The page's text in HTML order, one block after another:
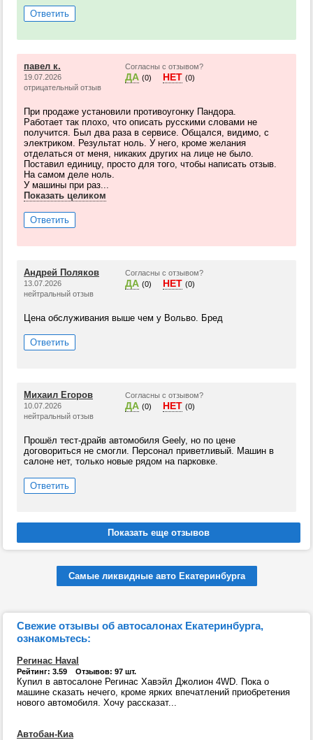
Ответить
павел к.
19.07.2026
отрицательный отзыв
Согласны с отзывом?
ДА (0) НЕТ (0)
При продаже установили противоугонку Пандора.
Работает так плохо, что описать русскими словами не
получится. Был два раза в сервисе. Общался, видимо, с
электриком. Результат ноль. У него, кроме желания
отделаться от меня, никаких других на лице не было.
Поставил единицу, просто для того, чтобы написать отзыв.
На самом деле ноль.
У машины при раз...
Показать целиком
Ответить
Андрей Поляков
13.07.2026
нейтральный отзыв
Согласны с отзывом?
ДА (0) НЕТ (0)
Цена обслуживания выше чем у Вольво. Бред
Ответить
Михаил Егоров
10.07.2026
нейтральный отзыв
Согласны с отзывом?
ДА (0) НЕТ (0)
Прошёл тест-драйв автомобиля Geely, но по цене
договориться не смогли. Персонал приветливый. Машин в
салоне нет, только новые рядом на парковке.
Ответить
Самые ликвидные авто Екатеринбурга
Свежие отзывы об автосалонах Екатеринбурга,
ознакомьтесь:
Регинас Haval
Рейтинг: 3.59 Отзывов: 97 шт.
Купил в автосалоне Регинас Хавэйл Джолион 4WD. Пока о
машине сказать нечего, кроме ярких впечатлений приобретения
нового автомобиля. Хочу рассказат...
Автобан-Киа